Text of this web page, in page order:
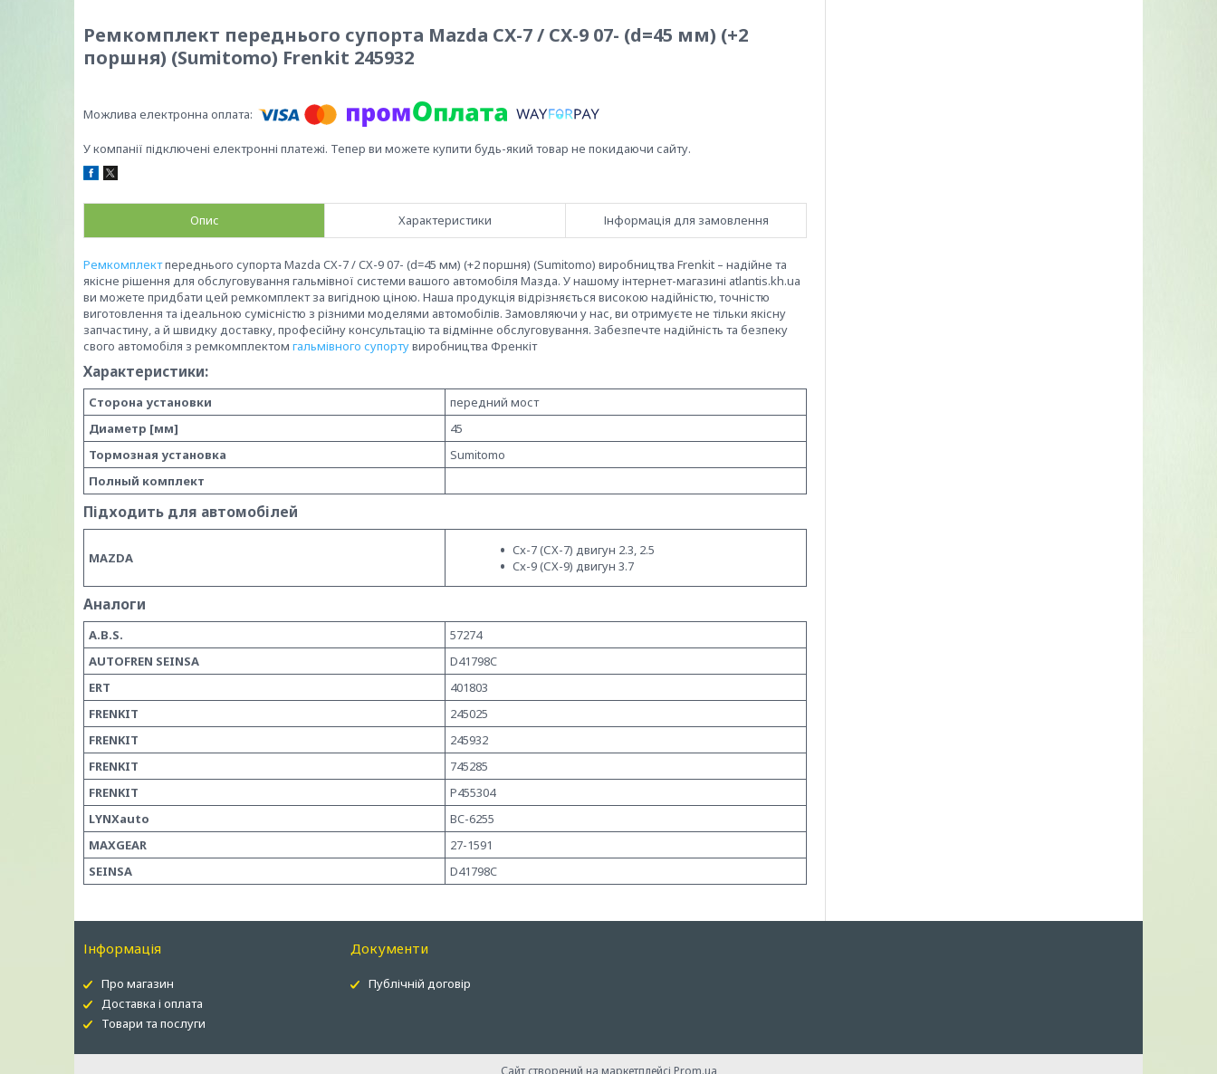
Ремкомплект переднього супорта Mazda CX-7 / CX-9 07- (d=45 мм) (+2
поршня) (Sumitomo) Frenkit 245932
У компанії підключені електронні платежі. Тепер ви можете купити будь-який товар не покидаючи сайту.
Опис Характеристики Інформація для замовлення
Ремкомплектпереднього супорта Mazda CX-7 / CX-9 07- (d=45 мм) (+2 поршня) (Sumitomo) виробництва Frenkit – надійне та
якісне рішення для обслуговування гальмівної системи вашого автомобіля Мазда. У нашому інтернет-магазині atlantis.kh.ua
ви можете придбати цей ремкомплект за вигідною ціною. Наша продукція відрізняється високою надійністю, точністю
виготовлення та ідеальною сумісністю з різними моделями автомобілів. Замовляючи у нас, ви отримуєте не тільки якісну
запчастину, а й швидку доставку, професійну консультацію та відмінне обслуговування. Забезпечте надійність та безпеку
свого автомобіля з ремкомплектом гальмівного супортувиробництва Френкіт
Характеристики:
Сторона установки
передний мост
Диаметр [мм]
45
Тормозная установка
Sumitomo
Полный комплект
Підходить для автомобілей
MAZDA
Cx-7 (СХ-7) двигун 2.3, 2.5
Cx-9 (СХ-9) двигун 3.7
Аналоги
A.B.S.
57274
AUTOFREN SEINSA
D41798C
ERT
401803
FRENKIT
245025
FRENKIT
245932
FRENKIT
745285
FRENKIT
P455304
LYNXauto
BC-6255
MAXGEAR
27-1591
SEINSA
D41798C
Інформація
Про магазин
Доставка і оплата
Товари та послуги
Документи
Публічній договір
Сайт створений на маркетплейсі Prom.ua